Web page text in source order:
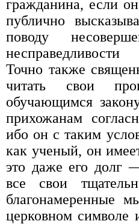
гражданина, если
публично
поводу
Точно также
читать свои
обучающимся
прихожанам
ибо он с таким
как ученый, он
это даже его долг
все свои
благонамеренные
церковном символе